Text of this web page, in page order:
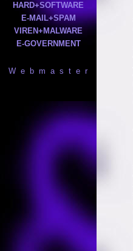
HARD+SOFTWARE
E-MAIL+SPAM
VIREN+MALWARE
E-GOVERNMENT
W e b m a s t e r